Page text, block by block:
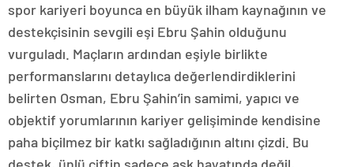
spor kariyeri boyunca en büyük ilham kaynağının ve
destekçisinin sevgili eşi Ebru Şahin olduğunu
vurguladı. Maçların ardından eşiyle birlikte
performanslarını detaylıca değerlendirdiklerini
belirten Osman, Ebru Şahin’in samimi, yapıcı ve
objektif yorumlarının kariyer gelişiminde kendisine
paha biçilmez bir katkı sağladığının altını çizdi. Bu